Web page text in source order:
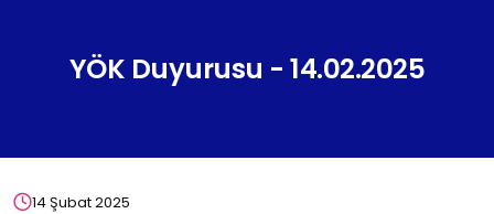
YÖK Duyurusu - 14.02.2025
14 Şubat 2025